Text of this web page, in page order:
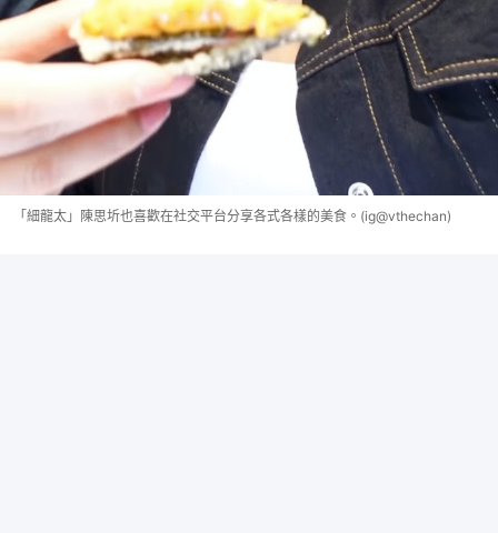
「細龍太」陳思圻也喜歡在社交平台分享各式各樣的美食。(ig@vthechan)